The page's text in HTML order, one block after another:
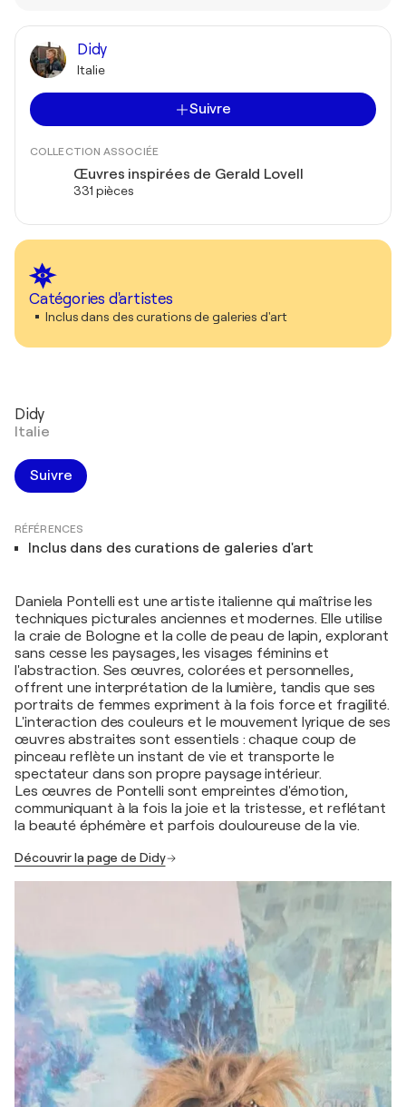
Didy
Italie
Suivre
COLLECTION ASSOCIÉE
Œuvres inspirées de Gerald Lovell
331 pièces
Catégories d'artistes
Inclus dans des curations de galeries d'art
Didy
Italie
Suivre
RÉFÉRENCES
Inclus dans des curations de galeries d'art
Daniela Pontelli est une artiste italienne qui maîtrise les
techniques picturales anciennes et modernes. Elle utilise
la craie de Bologne et la colle de peau de lapin, explorant
sans cesse les paysages, les visages féminins et
l'abstraction. Ses œuvres, colorées et personnelles,
offrent une interprétation de la lumière, tandis que ses
portraits de femmes expriment à la fois force et fragilité.
L'interaction des couleurs et le mouvement lyrique de ses
œuvres abstraites sont essentiels : chaque coup de
pinceau reflète un instant de vie et transporte le
spectateur dans son propre paysage intérieur.
Les œuvres de Pontelli sont empreintes d'émotion,
communiquant à la fois la joie et la tristesse, et reflétant
la beauté éphémère et parfois douloureuse de la vie.
Découvrir la page de Didy